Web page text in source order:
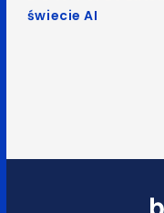
świecie AI